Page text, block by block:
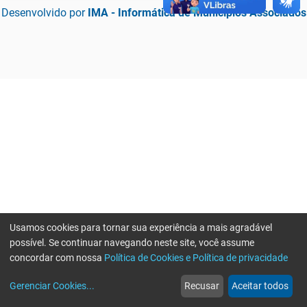
Desenvolvido por IMA - Informática de Municípios Associados
web
Notícias
more_horiz
Mais
Usamos cookies para tornar sua experiência a mais agradável
possível. Se continuar navegando neste site, você assume
concordar com nossa Política de Cookies e Política de privacidade
Gerenciar Cookies... Recusar Aceitar todos
Erro ao enviar informações, por favor tente novamente